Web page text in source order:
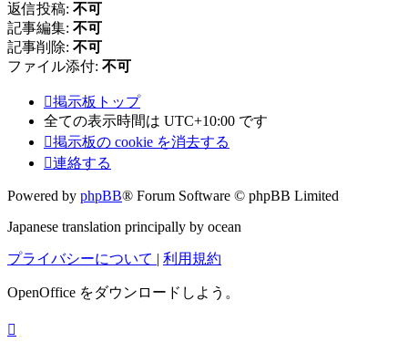
返信投稿: 不可
記事編集: 不可
記事削除: 不可
ファイル添付: 不可
掲示板トップ
全ての表示時間は UTC+10:00 です
掲示板の cookie を消去する
連絡する
Powered by phpBB® Forum Software © phpBB Limited
Japanese translation principally by ocean
プライバシーについて | 利用規約
OpenOffice をダウンロードしよう。